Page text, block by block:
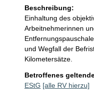
Beschreibung:
Einhaltung des
Arbeitnehmerinnen
und Wegfall der
Kilometersätze.
Betroffenes
EStG [alle RV hierzu]